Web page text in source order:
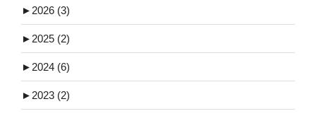
► 2026 (3)
► 2025 (2)
► 2024 (6)
► 2023 (2)